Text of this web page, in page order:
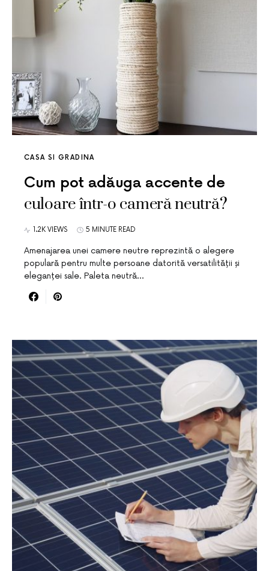
CASA SI GRADINA
Cum pot adăuga accente de
culoare într-o cameră neutră?
1.2K VIEWS 5 MINUTE READ
Amenajarea unei camere neutre reprezintă o alegere
populară pentru multe persoane datorită versatilității și
eleganței sale. Paleta neutră…